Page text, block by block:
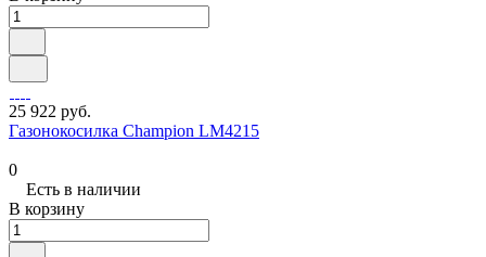
25 922 руб.
Газонокосилка Champion LM4215
0
Есть в наличии
В корзину